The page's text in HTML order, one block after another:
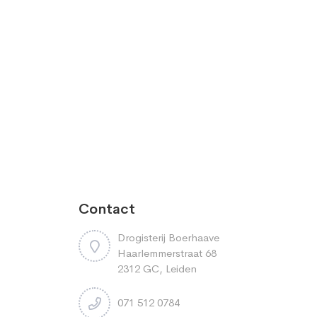
Contact
Drogisterij Boerhaave
Haarlemmerstraat 68
2312 GC, Leiden
071 512 0784